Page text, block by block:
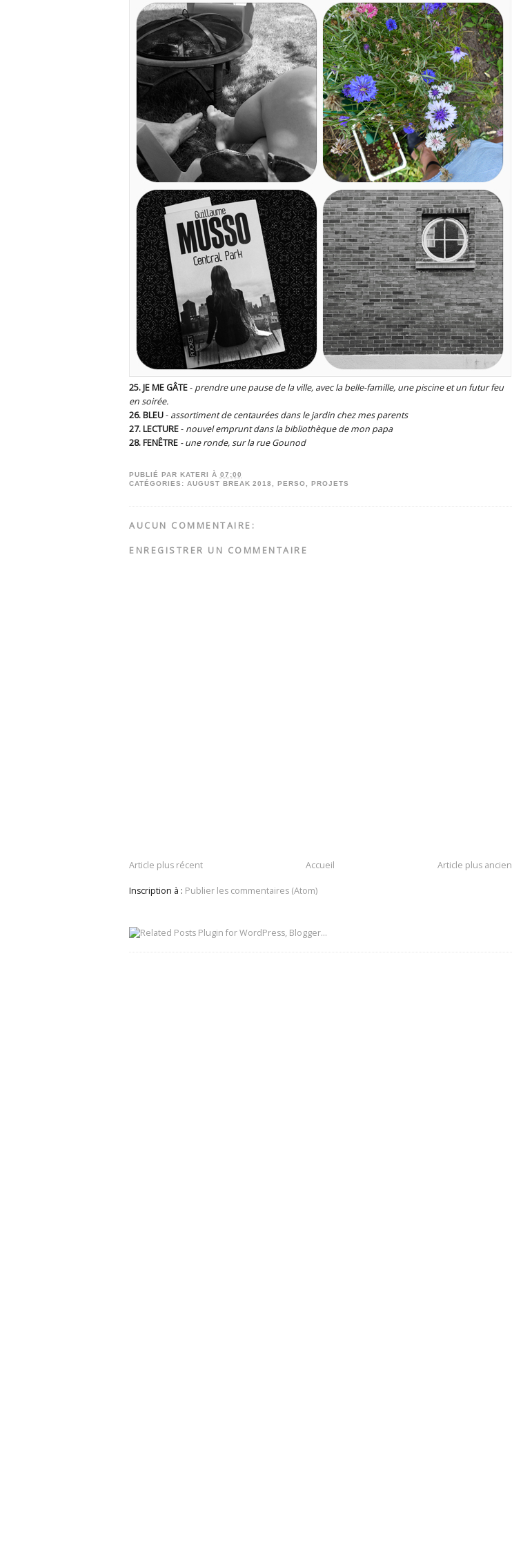
25. JE ME GÂTE- prendre une pause de la ville, avec la belle-famille, une piscine et un futur feu
en soirée.
26. BLEU- assortiment de centaurées dans le jardin chez mes parents
27. LECTURE- nouvel emprunt dans la bibliothèque de mon papa
28. FENÊTRE - une ronde, sur la rue Gounod
PUBLIÉ PAR KATERI À 07:00
CATÉGORIES: AUGUST BREAK 2018,PERSO,PROJETS
AUCUN COMMENTAIRE:
ENREGISTRER UN COMMENTAIRE
Article plus récent Article plus ancien
Accueil
Inscription à : Publier les commentaires (Atom)